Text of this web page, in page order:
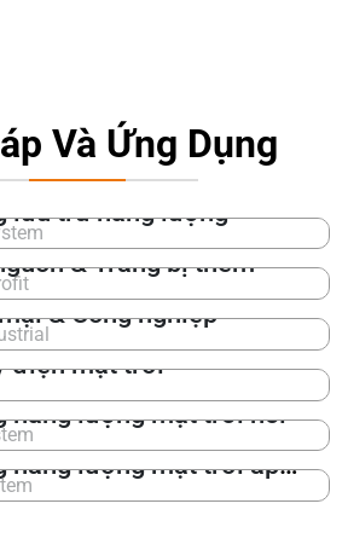
Và Ứng Dụng
lưu trữ năng lượng
& Trang bị thêm
& Công nghiệp
điện mặt trời
năng lượng mặt trời nổi
năng lượng mặt trời áp